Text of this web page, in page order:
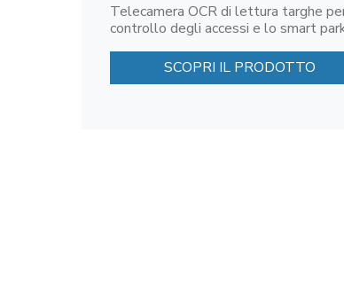
Telecamera OCR di lettura targhe
controllo degli accessi e lo smart
SCOPRI IL PRODOTTO